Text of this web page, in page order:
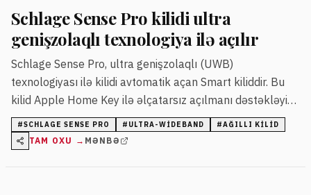
Schlage Sense Pro kilidi ultra
genişzolaqlı texnologiya ilə açılır
Schlage Sense Pro, ultra genişzolaqlı (UWB)
texnologiyası ilə kilidi avtomatik açan Smart kiliddir. Bu
kilid Apple Home Key ilə əlçatarsız açılmanı dəstəkləyir
və fiziki açarı tamamilə aradan qaldırır.
#SCHLAGE SENSE PRO # ULTRA-WIDEBAND #AĞILLI KILID
TAM OXU → MƏNBƏ